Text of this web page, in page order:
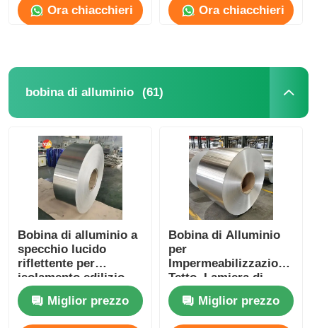
Ora chiacchieri Ora chiacchieri
bobina di alluminio (61)
Bobina di alluminio a
specchio lucido
riflettente per
isolamento edilizio
Miglior prezzo
Bobina di Alluminio
per
Impermeabilizzazione
Tetto, Lamiera di
Rivestimento 3003,
Larghezza 100mm–
2600mm
Miglior prezzo